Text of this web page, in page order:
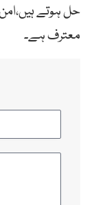
حل ہوتے
معترف ہے۔